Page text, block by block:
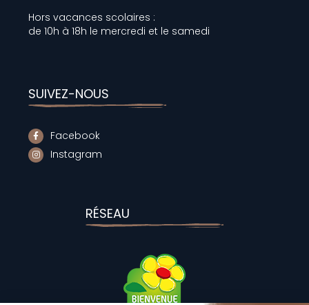
Hors vacances scolaires :
de 10h à 18h le mercredi et le samedi
SUIVEZ-NOUS
Facebook
Instagram
RÉSEAU